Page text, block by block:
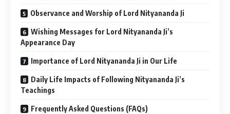
Observance and Worship of Lord Nityananda Ji
Wishing Messages for Lord Nityananda Ji’s
Appearance Day
Importance of Lord Nityananda Ji in Our Life
Daily Life Impacts of Following Nityananda Ji’s
Teachings
Frequently Asked Questions (FAQs)